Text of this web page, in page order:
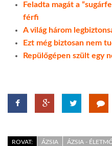
Feladta magát a
férfi
A világ három
Ezt még biztosan nem
Repülőgépen szült egy
ROVAT: ÁZSIA ÁZSIA -